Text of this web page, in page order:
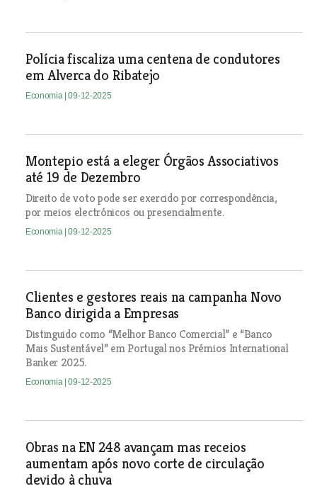
Polícia fiscaliza uma centena de condutores
em Alverca do Ribatejo
Economia | 09-12-2025
Montepio está a eleger Órgãos Associativos
até 19 de Dezembro
Direito de voto pode ser exercido por correspondência,
por meios electrónicos ou presencialmente.
Economia | 09-12-2025
Clientes e gestores reais na campanha Novo
Banco dirigida a Empresas
Distinguido como “Melhor Banco Comercial” e “Banco
Mais Sustentável” em Portugal nos Prémios International
Banker 2025.
Economia | 09-12-2025
Obras na EN 248 avançam mas receios
aumentam após novo corte de circulação
devido à chuva